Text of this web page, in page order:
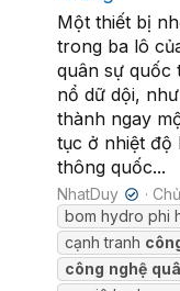
Một thiết bị
trong ba lô
quân sự quốc
nổ dữ dội,
thành ngay
tục ở nhiệt độ
thông quốc...
NhatDuy ✔
bom hydro phi
cạnh tranh
công nghệ